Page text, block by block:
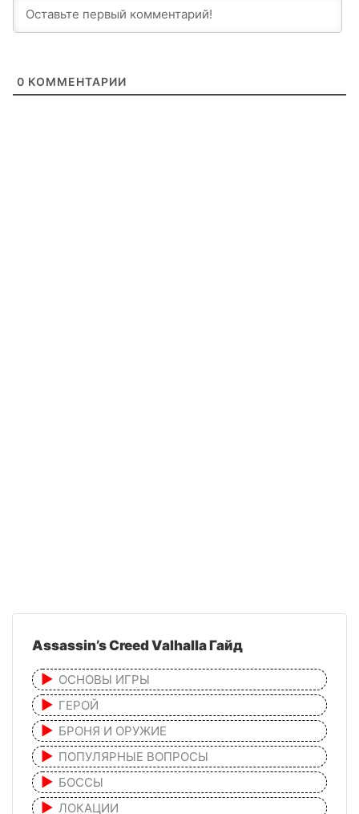
0 КОММЕНТАРИИ
Assassin’s Creed Valhalla Гайд
ОСНОВЫ ИГРЫ
ГЕРОЙ
БРОНЯ И ОРУЖИЕ
ПОПУЛЯРНЫЕ ВОПРОСЫ
БОССЫ
ЛОКАЦИИ